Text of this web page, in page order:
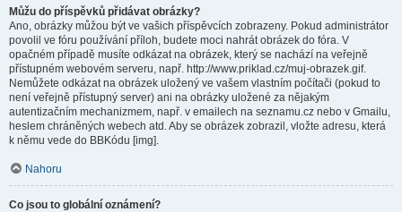
Můžu do příspěvků přidávat obrázky?
Ano, obrázky můžou být ve vašich příspěvcích zobrazeny. Pokud administrátor
povolil ve fóru používání příloh, budete moci nahrát obrázek do fóra. V
opačném případě musíte odkázat na obrázek, který se nachází na veřejně
přístupném webovém serveru, např. http://www.priklad.cz/muj-obrazek.gif.
Nemůžete odkázat na obrázek uložený ve vašem vlastním počítači (pokud to
není veřejně přístupný server) ani na obrázky uložené za nějakým
autentizačním mechanizmem, např. v emailech na seznamu.cz nebo v Gmailu,
heslem chráněných webech atd. Aby se obrázek zobrazil, vložte adresu, která
k němu vede do BBKódu [img].
Nahoru
Co jsou to globální oznámení?